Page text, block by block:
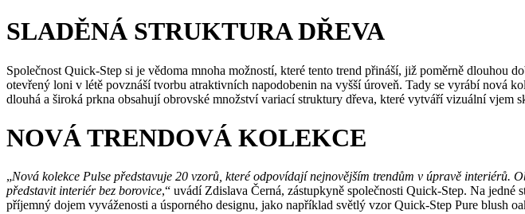
SLADĚNÁ STRUKTURA DŘEVA
Společnost Quick-Step si je vědoma mnoha možností, které tento trend přináší, již poměrně
otevřený loni v létě povznáší tvorbu atraktivních napodobenin na vyšší úroveň. Tady se vyrábí nová
dlouhá a široká prkna obsahují obrovské množství variací struktury dřeva, které vytváří vizuální vjem
NOVÁ TRENDOVÁ KOLEKCE
„Nová kolekce Pulse představuje 20 vzorů, které odpovídají nejnovějším trendům v úpravě interiérů.
představit interiér bez borovice,“ uvádí Zdislava Černá, zástupkyně společnosti Quick-Step. Na jedné
příjemný dojem vyváženosti a úsporného designu, jako například světlý vzor Quick-Step Pure blush